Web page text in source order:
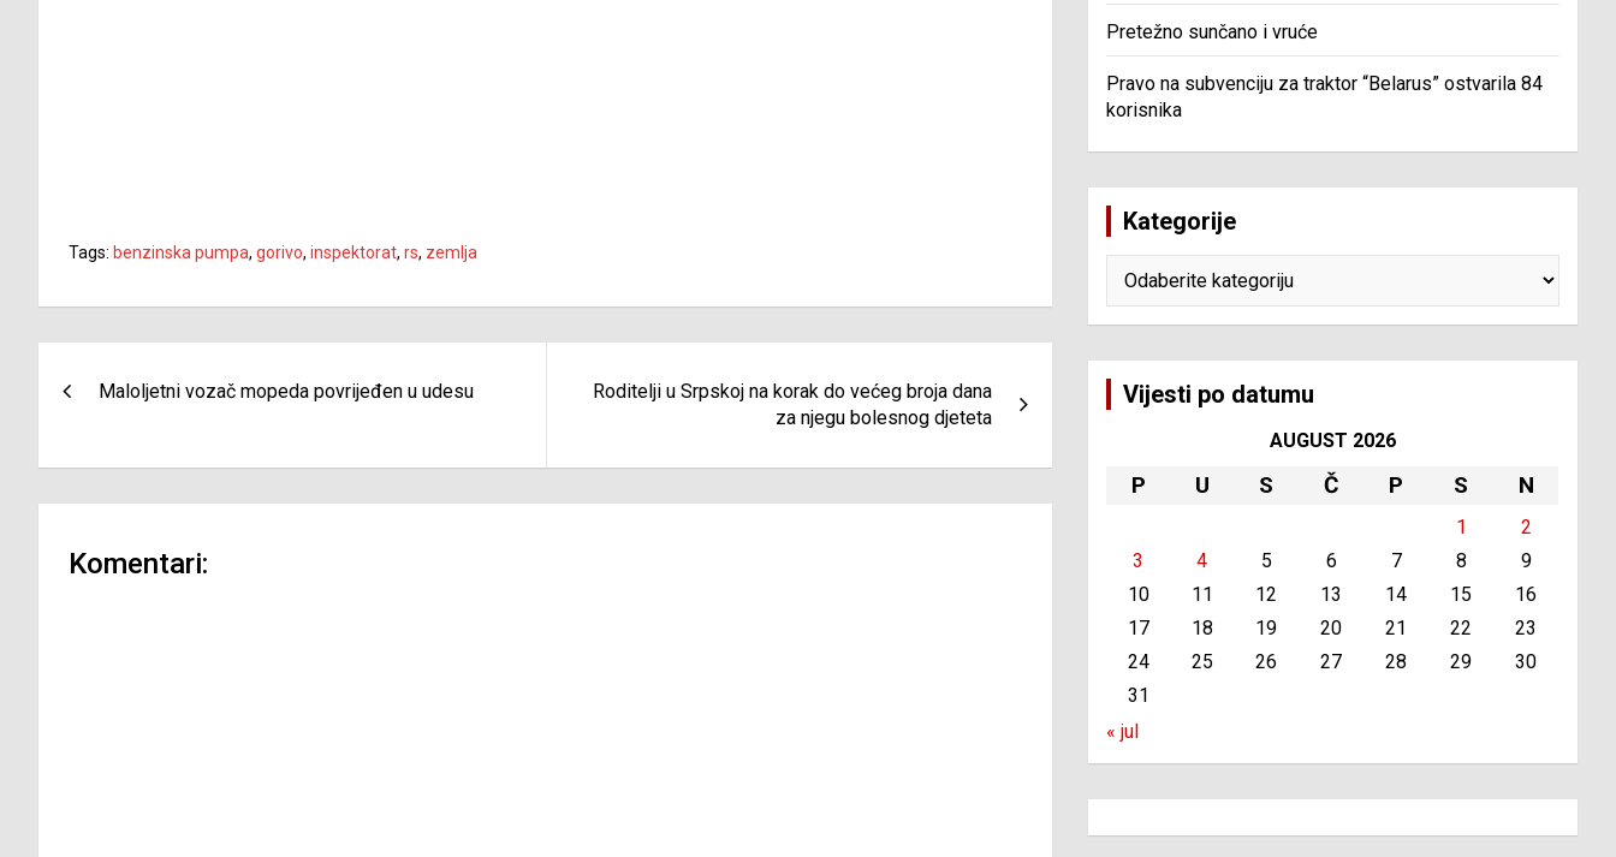
Tags: benzinska pumpa, gorivo, inspektorat, rs, zemlja
članaka
Maloljetni vozač mopeda povrijeđen u udesu
Roditelji u Srpskoj na korak do većeg broja dana
za njegu bolesnog djeteta
Komentari:
Pretežno sunčano i vruće
Pravo na subvenciju za traktor “Belarus” ostvarila 84
korisnika
Kategorije
Vijesti po datumu
AUGUST 2026
P U S Č P S N
1
2
3
4 5 6 7 8
9
10
11 12 13 14 15
16
17
18 19 20 21 22
23
24
25 26 27 28 29
30
31
« jul